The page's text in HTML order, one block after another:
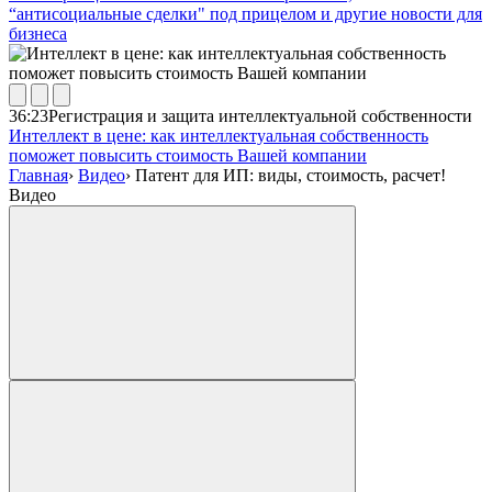
“антисоциальные сделки" под прицелом и другие новости для
бизнеса
36:23Регистрация и защита интеллектуальной собственности
Интеллект в цене: как интеллектуальная собственность
поможет повысить стоимость Вашей компании
Главная› Видео› Патент для ИП: виды, стоимость, расчет!
Видео